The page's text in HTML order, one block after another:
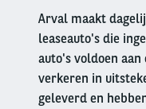
Arval maakt
leaseauto's die
auto's voldoen aan
verkeren in
geleverd en